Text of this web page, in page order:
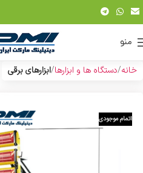
منو
خانه دستگاه ها و ابزارها ابزارهای برقی
اتمام موجودی